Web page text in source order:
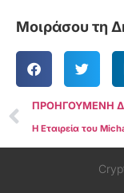
Μοιράσου τη